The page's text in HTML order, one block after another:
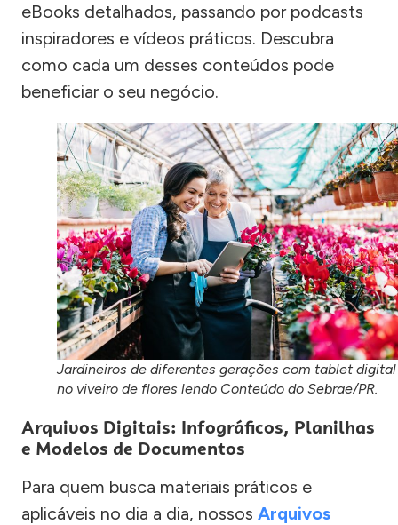
eBooks detalhados, passando por podcasts
inspiradores e vídeos práticos. Descubra
como cada um desses conteúdos pode
beneficiar o seu negócio.
Jardineiros de diferentes gerações com tablet digital
no viveiro de flores lendo Conteúdo do Sebrae/PR.
Arquivos Digitais: Infográficos, Planilhas
e Modelos de Documentos
Para quem busca materiais práticos e
aplicáveis no dia a dia, nossos Arquivos